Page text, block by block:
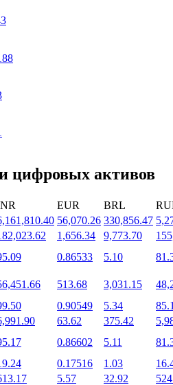
доступ
цифровых активов
EUR BRL
56,070.26 330,856.47
1,656.34 9,773.70
0.86533 5.10
513.68 3,031.15
0.90549 5.34
63.62 375.42
0.86602 5.11
0.17516 1.03
5.57 32.92